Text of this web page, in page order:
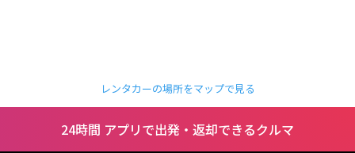
レンタカーの場所をマップで見る
24時間 アプリで出発・返却できるクルマ